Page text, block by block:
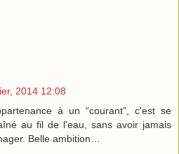
2014 12:08
à un “courant”, c'est se
au fil de l'eau, sans avoir jamais
Belle ambition…